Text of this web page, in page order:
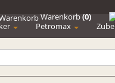
Warenkorb(0)
Petromax